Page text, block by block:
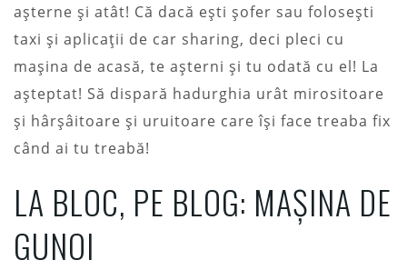
așterne și atât! Că dacă ești șofer sau folosești
taxi și aplicații de car sharing, deci pleci cu
mașina de acasă, te așterni și tu odată cu el! La
așteptat! Să dispară hadurghia urât mirositoare
și hârșâitoare și uruitoare care își face treaba fix
când ai tu treabă!
LA BLOC, PE BLOG: MAȘINA DE
GUNOI